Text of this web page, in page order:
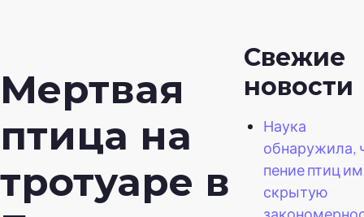
Мертвая
птица на
тротуаре в
Свежие
новости
Наука
обнаружила,
пение птиц
скрытую